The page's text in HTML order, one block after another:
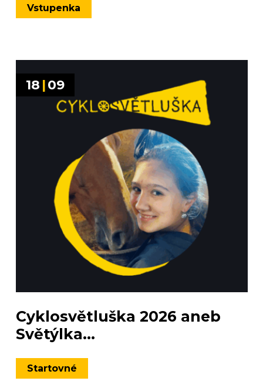
Vstupenka
18 |09
Cyklosvětluška 2026 aneb
Světýlka...
Startovné